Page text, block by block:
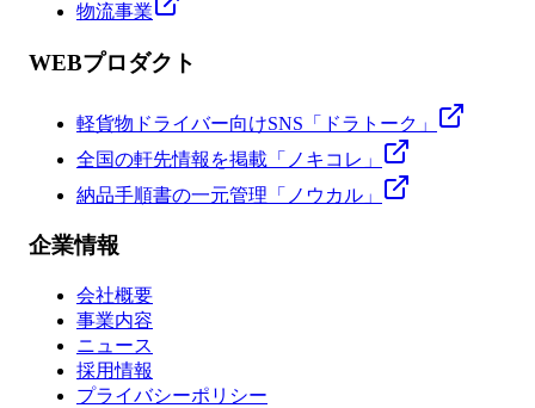
物流事業
WEBプロダクト
軽貨物ドライバー向けSNS「ドラトーク」
全国の軒先情報を掲載「ノキコレ」
納品手順書の一元管理「ノウカル」
企業情報
会社概要
事業内容
ニュース
採用情報
プライバシーポリシー